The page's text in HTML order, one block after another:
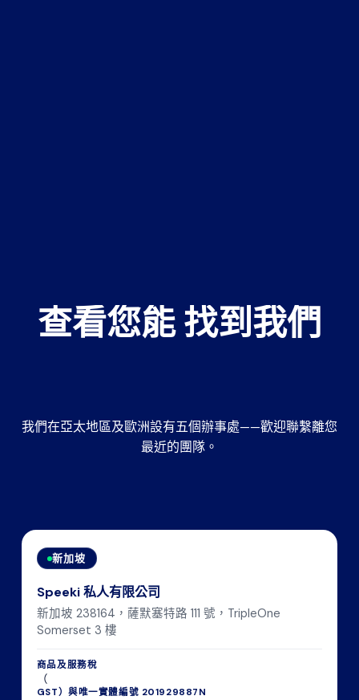
查看您能 找到我們
我們在亞太地區及歐洲設有五個辦事處——歡迎聯繫離您
最近的團隊。
新加坡
Speeki 私人有限公司
新加坡 238164，薩默塞特路 111 號，TripleOne
Somerset 3 樓
商品及服務稅
（
GST）與唯一實體編號 201929887N